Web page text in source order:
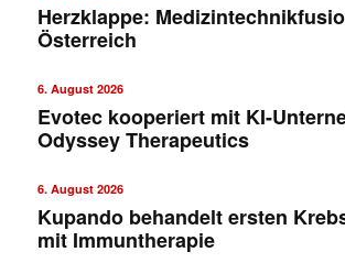
Herzklappe:
Österreich
6. August 2026
Evotec kooperiert mit KI-
Odyssey Therapeutics
6. August 2026
Kupando behandelt ersten
mit Immuntherapie